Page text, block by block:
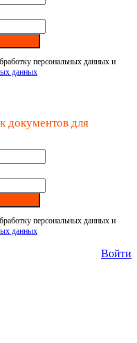
персональных данных и
данных
документов для
персональных данных и
данных
Войти